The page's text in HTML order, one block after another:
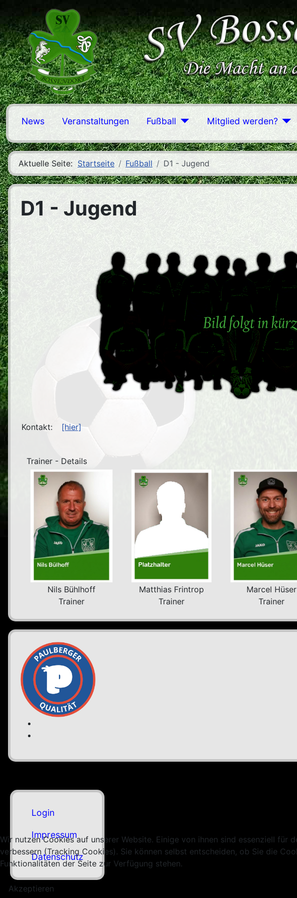
News Veranstaltungen Fußball Mitglied werden?
Aktuelle Seite: Startseite Fußball D1 - Jugend
D1 - Jugend
Kontakt: [hier]
Trainer - Details
Nils Bühlhoff
Trainer
Matthias Frintrop
Trainer
Marcel Hüser
Trainer
Login
Impressum
Datenschutz
Wir nutzen Cookies auf unserer Website. Einige von ihnen sind essenziell
verbessern (Tracking Cookies). Sie können selbst entscheiden, ob Sie die
Funktionalitäten der Seite zur Verfügung stehen.
Akzeptieren